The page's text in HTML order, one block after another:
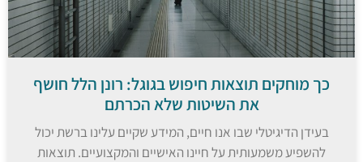
כך מוחקים תוצאות חיפוש בגוגל: רונן הלל חושף
את השיטות שלא הכרתם
בעידן הדיגיטלי שבו אנו חיים, המידע שקיים עלינו ברשת יכול
להשפיע משמעותית על חיינו האישיים והמקצועיים. תוצאות